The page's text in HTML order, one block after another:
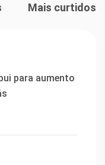
Mais curtidos
para aumento